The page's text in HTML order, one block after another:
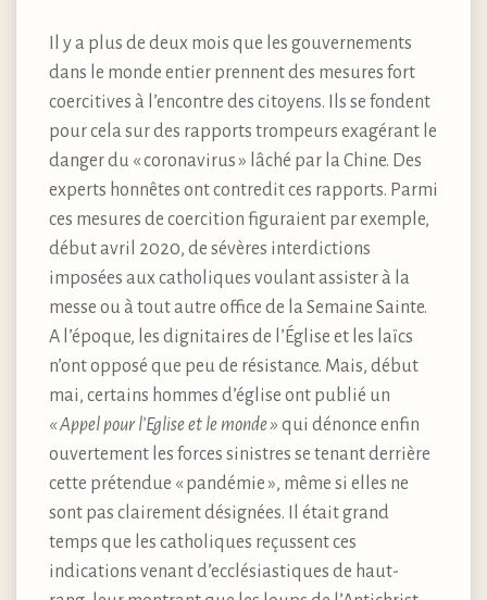
Il y a plus de deux mois que les gouvernements
dans le monde entier prennent des mesures fort
coercitives à l’encontre des citoyens. Ils se fondent
pour cela sur des rapports trompeurs exagérant le
danger du « coronavirus » lâché par la Chine. Des
experts honnêtes ont contredit ces rapports. Parmi
ces mesures de coercition figuraient par exemple,
début avril 2020, de sévères interdictions
imposées aux catholiques voulant assister à la
messe ou à tout autre office de la Semaine Sainte.
A l’époque, les dignitaires de l’Église et les laïcs
n’ont opposé que peu de résistance. Mais, début
mai, certains hommes d’église ont publié un
« Appel pour l’Eglise et le monde » qui dénonce enfin
ouvertement les forces sinistres se tenant derrière
cette prétendue « pandémie », même si elles ne
sont pas clairement désignées. Il était grand
temps que les catholiques reçussent ces
indications venant d’ecclésiastiques de haut-